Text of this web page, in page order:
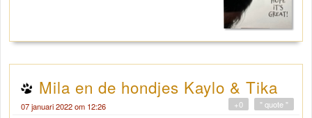
Mila en de hondjes Kaylo & Tika
07 januari 2022 om 12:26 " quote "
+0